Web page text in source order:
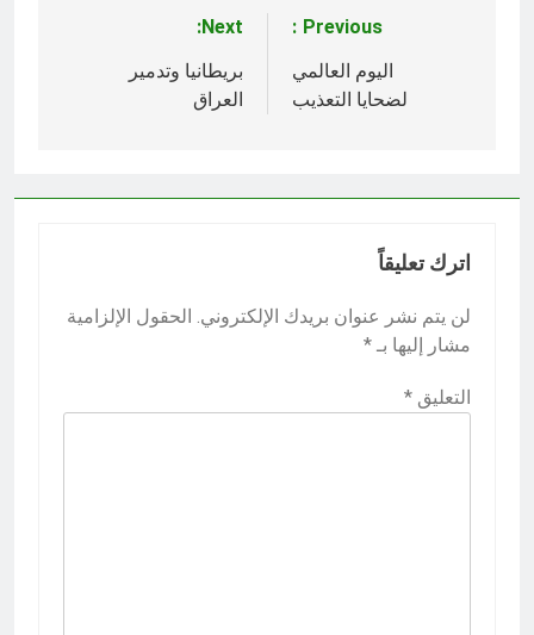
المقالات
Previous:
اليوم العالمي
لضحايا التعذيب
Next:
بريطانيا وتدمير
العراق
اترك تعليقاً
لن يتم نشر عنوان بريدك الإلكتروني. الحقول الإلزامية
مشار إليها بـ *
التعليق *